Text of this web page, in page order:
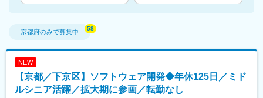
京都府のみで募集中
NEW
【京都／下京区】ソフトウェア開発◆年休125日／ミド
ルシニア活躍／拡大期に参画／転勤なし